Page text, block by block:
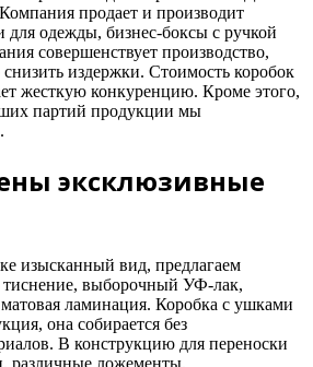
продает и производит
для одежды, бизнес-боксы с ручкой
совершенствует производство,
издержки. Стоимость коробок
жесткую конкуренцию. Кроме этого,
партий продукции мы
эксклюзивные
изысканный вид, предлагаем
тиснение, выборочный УФ-лак,
ламинация. Коробка с ушками
она собирается без
В конструкцию для переноски